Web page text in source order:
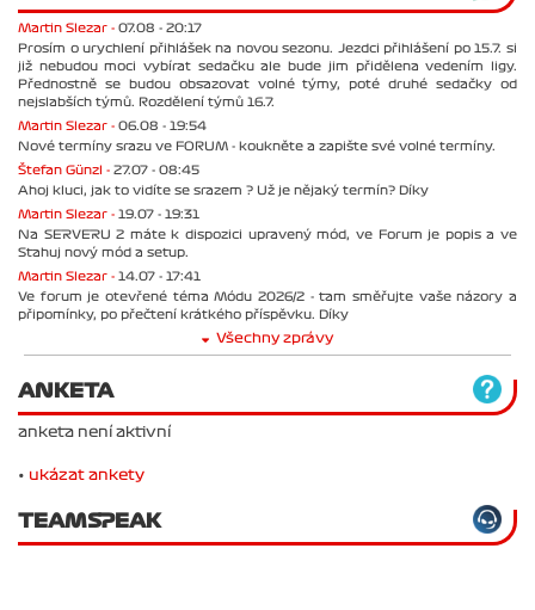
Martin Slezar - 07.08 - 20:17
Prosím o urychlení přihlášek na novou sezonu. Jezdci přihlášení po 15.7. si
již nebudou moci vybírat sedačku ale bude jim přidělena vedením ligy.
Přednostně se budou obsazovat volné týmy, poté druhé sedačky od
nejslabších týmů. Rozdělení týmů 16.7.
Martin Slezar - 06.08 - 19:54
Nové termíny srazu ve FORUM - koukněte a zapište své volné termíny.
Štefan Günzl - 27.07 - 08:45
Ahoj kluci, jak to vidíte se srazem ? Už je nějaký termín? Díky
Martin Slezar - 19.07 - 19:31
Na SERVERU 2 máte k dispozici upravený mód, ve Forum je popis a ve
Stahuj nový mód a setup.
Martin Slezar - 14.07 - 17:41
Ve forum je otevřené téma Módu 2026/2 - tam směřujte vaše názory a
připomínky, po přečtení krátkého příspěvku. Díky
Všechny zprávy
ANKETA
anketa není aktivní
• ukázat ankety
TEAMSPEAK